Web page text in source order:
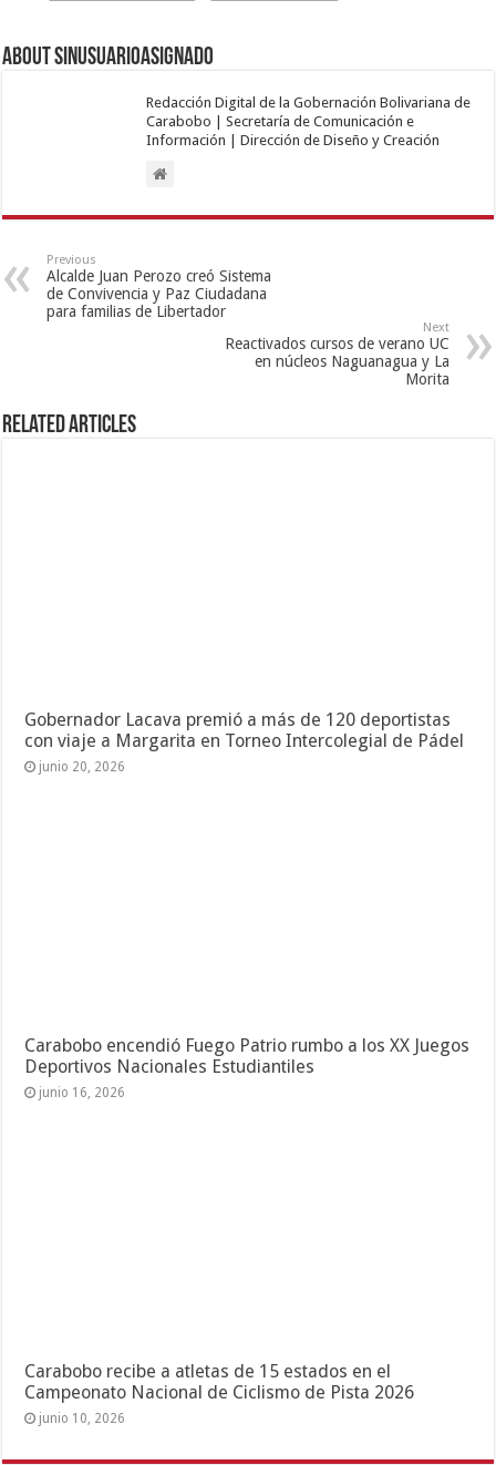
About sinusuarioasignado
Redacción Digital de la Gobernación Bolivariana de
Carabobo | Secretaría de Comunicación e
Información | Dirección de Diseño y Creación
Previous
Alcalde Juan Perozo creó Sistema
de Convivencia y Paz Ciudadana
para familias de Libertador
Next
Reactivados cursos de verano UC
en núcleos Naguanagua y La
Morita
Related Articles
Gobernador Lacava premió a más de 120 deportistas
con viaje a Margarita en Torneo Intercolegial de Pádel
junio 20, 2026
Carabobo encendió Fuego Patrio rumbo a los XX Juegos
Deportivos Nacionales Estudiantiles
junio 16, 2026
Carabobo recibe a atletas de 15 estados en el
Campeonato Nacional de Ciclismo de Pista 2026
junio 10, 2026